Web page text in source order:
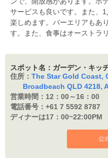
サービスも良いです。また、
楽しめます。バーエリアもあ
す。また、食事はオーストラ
スポット名：ガーデン・キ
住所： The Star Gold Coast,
Broadbeach QLD 4218,
営業時間： 12：00～16：00
電話番号： +61 7 5592 8787
ディナーは17： 00~22:00PM
公